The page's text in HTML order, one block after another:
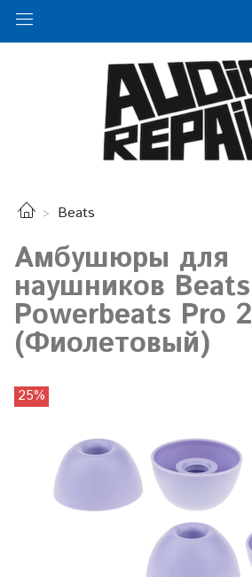
Beats
Амбушюры для
наушников Beats
Powerbeats Pro 2
(Фиолетовый)
25%